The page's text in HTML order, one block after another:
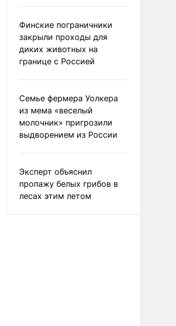
Финские пограничники
закрыли проходы для
диких животных на
границе с Россией
Семье фермера Уолкера
из мема «веселый
молочник» пригрозили
выдворением из России
Эксперт объяснил
пропажу белых грибов в
лесах этим летом